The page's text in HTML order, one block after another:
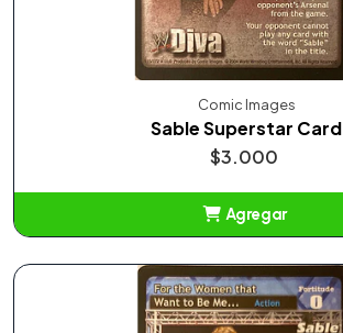
Comic Images
Sable Superstar Card
$3.000
Agregar